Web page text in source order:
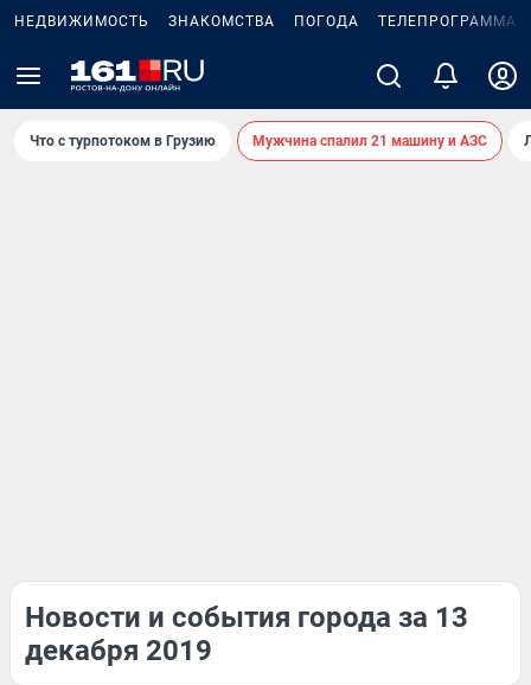
НЕДВИЖИМОСТЬ ЗНАКОМСТВА ПОГОДА ТЕЛЕПРОГРАММА
Что с турпотоком в Грузию Мужчина спалил 21 машину и АЗС
Новости и события города за 13
декабря 2019